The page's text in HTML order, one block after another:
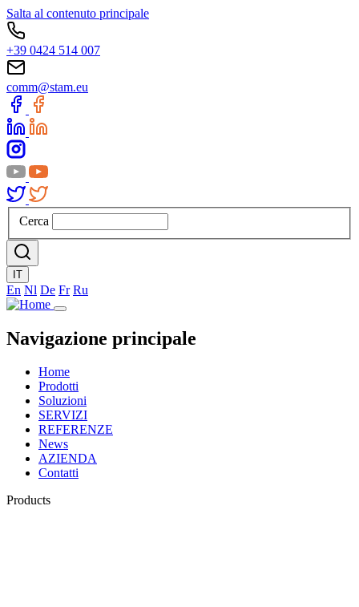
Salta al contenuto principale
+39 0424 514 007
comm@stam.eu
Cerca
IT
En Nl De Fr Ru
Navigazione principale
Home
Prodotti
Soluzioni
SERVIZI
REFERENZE
News
AZIENDA
Contatti
Products